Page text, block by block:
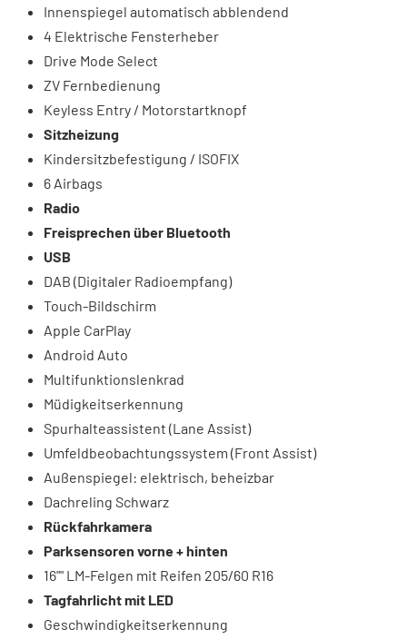
Innenspiegel automatisch abblendend
4 Elektrische Fensterheber
Drive Mode Select
ZV Fernbedienung
Keyless Entry / Motorstartknopf
Sitzheizung
Kindersitzbefestigung / ISOFIX
6 Airbags
Radio
Freisprechen über Bluetooth
USB
DAB (Digitaler Radioempfang)
Touch-Bildschirm
Apple CarPlay
Android Auto
Multifunktionslenkrad
Müdigkeitserkennung
Spurhalteassistent (Lane Assist)
Umfeldbeobachtungssystem (Front Assist)
Außenspiegel: elektrisch, beheizbar
Dachreling Schwarz
Rückfahrkamera
Parksensoren vorne + hinten
16"" LM-Felgen mit Reifen 205/60 R16
Tagfahrlicht mit LED
Geschwindigkeitserkennung